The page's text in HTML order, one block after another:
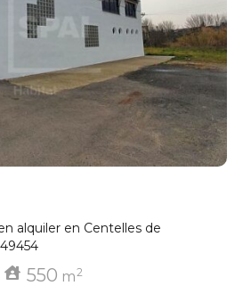
alquiler en Centelles de
550 m2